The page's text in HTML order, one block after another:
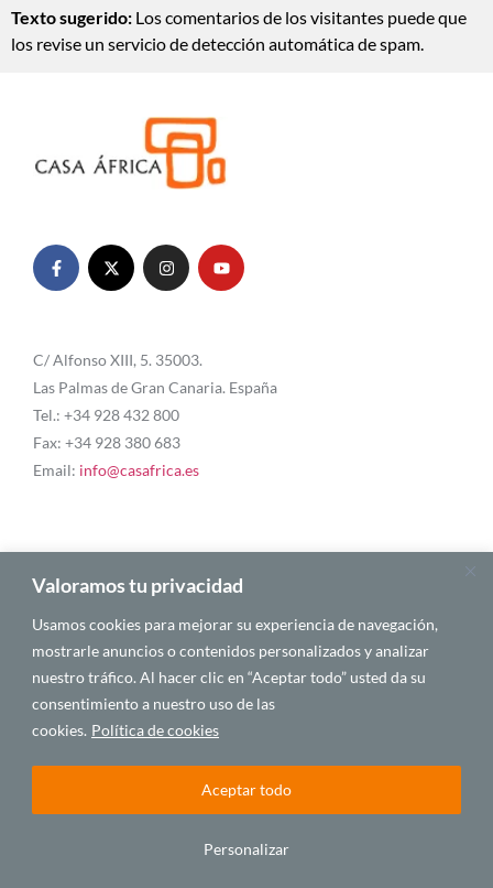
Valoramos tu privacidad
Usamos cookies para mejorar su experiencia de navegación,
mostrarle anuncios o contenidos personalizados y analizar
nuestro tráfico. Al hacer clic en “Aceptar todo” usted da su
consentimiento a nuestro uso de las
cookies. Política de cookies
Personalizar
Aceptar todo
Texto sugerido: Los comentarios de los visitantes puede que
los revise un servicio de detección automática de spam.
C/ Alfonso XIII, 5. 35003.
Las Palmas de Gran Canaria. España
Tel.: +34 928 432 800
Fax: +34 928 380 683
Email: info@casafrica.es
Blog
About Us
Personalities
English